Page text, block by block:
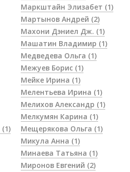
(1)
Маркштайн Элизабет (1)
Мартынов Андрей (2)
Махони Дэниел Дж. (1)
Машатин Владимир (1)
Медведева Ольга (1)
Межуев Борис (1)
Мейке Ирина (1)
Мелентьева Ирина (1)
Мелихов Александр (1)
Мелкумян Карина (1)
Мещерякова Ольга (1)
Микула Анна (1)
Минаева Татьяна (1)
Миронов Евгений (2)